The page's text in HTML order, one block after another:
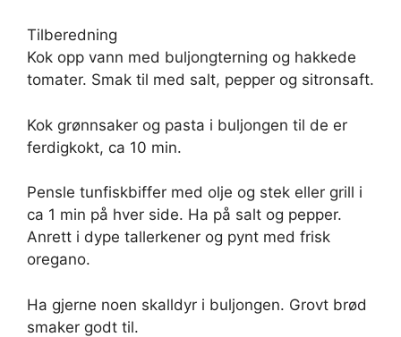
Tilberedning
Kok opp vann med buljongterning og hakkede
tomater. Smak til med salt, pepper og sitronsaft.
Kok grønnsaker og pasta i buljongen til de er
ferdigkokt, ca 10 min.
Pensle tunfiskbiffer med olje og stek eller grill i
ca 1 min på hver side. Ha på salt og pepper.
Anrett i dype tallerkener og pynt med frisk
oregano.
Ha gjerne noen skalldyr i buljongen. Grovt brød
smaker godt til.